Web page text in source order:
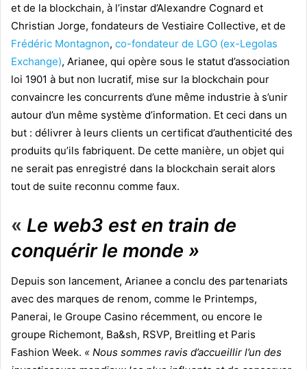
et de la blockchain, à l’instar d’Alexandre Cognard et
Christian Jorge, fondateurs de Vestiaire Collective, et de
Frédéric Montagnon, co-fondateur de LGO (ex-Legolas
Exchange), Arianee, qui opère sous le statut d’association
loi 1901 à but non lucratif, mise sur la blockchain pour
convaincre les concurrents d’une même industrie à s’unir
autour d’un même système d’information. Et ceci dans un
but : délivrer à leurs clients un certificat d’authenticité des
produits qu’ils fabriquent. De cette manière, un objet qui
ne serait pas enregistré dans la blockchain serait alors
tout de suite reconnu comme faux.
« Le web3 est en train de
conquérir le monde »
Depuis son lancement, Arianee a conclu des partenariats
avec des marques de renom, comme le Printemps,
Panerai, le Groupe Casino récemment, ou encore le
groupe Richemont, Ba&sh, RSVP, Breitling et Paris
Fashion Week. « Nous sommes ravis d’accueillir l’un des